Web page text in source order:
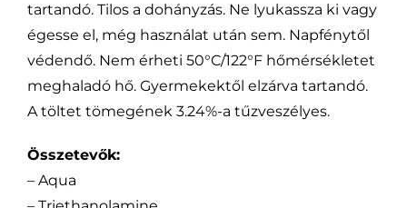
tartandó. Tilos a dohányzás. Ne lyukassza ki vagy
égesse el, még használat után sem. Napfénytől
védendő. Nem érheti 50°C/122°F hőmérsékletet
meghaladó hő. Gyermekektől elzárva tartandó.
A töltet tömegének 3.24%-a tűzveszélyes.
Összetevők:
– Aqua